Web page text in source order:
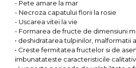
- Pete amare la mar
- Necroza capatului florii la rosie
- Uscarea vitei la vie
- Formarea de fructe de dimensiuni
• deshidratarea tulpinilor, malformatii
• Creste fermitatea fructelor si de
imbunatateste caracteristicile